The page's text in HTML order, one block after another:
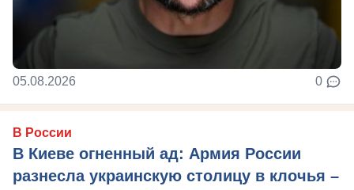
05.08.2026 0
В России
В Киеве огненный ад: Армия России
разнесла украинскую столицу в клочья –